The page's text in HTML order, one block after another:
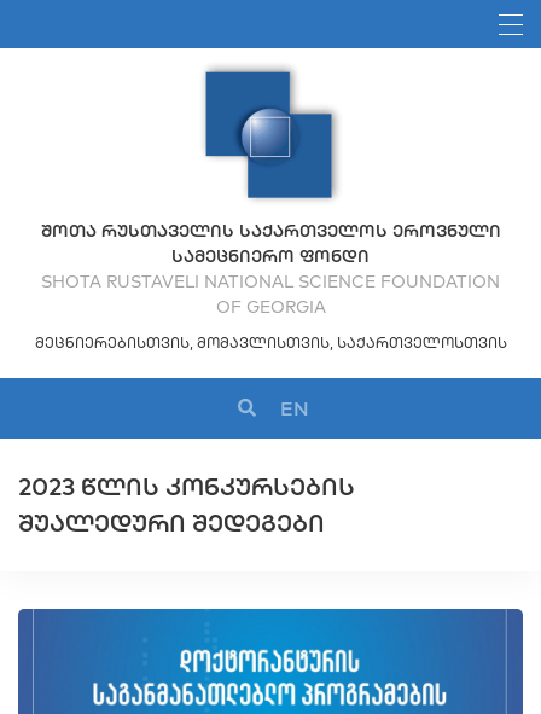
ᲨᲝᲗᲐ ᲠᲣᲡᲗᲐᲕᲔᲚᲘᲡ ᲡᲐᲥᲐᲠᲗᲕᲔᲚᲝᲡ ᲔᲠᲝᲕᲜᲣᲚᲘ
ᲡᲐᲛᲔᲪᲜᲘᲔᲠᲝ ᲤᲝᲜᲓᲘ
SHOTA RUSTAVELI NATIONAL SCIENCE FOUNDATION
OF GEORGIA
ᲛᲔᲪᲜᲘᲔᲠᲔᲑᲘᲡᲗᲕᲘᲡ, ᲛᲝᲛᲐᲕᲚᲘᲡᲗᲕᲘᲡ, ᲡᲐᲥᲐᲠᲗᲕᲔᲚᲝᲡᲗᲕᲘᲡ
EN
2023 ᲬᲚᲘᲡ ᲙᲝᲜᲙᲣᲠᲡᲔᲑᲘᲡ
ᲨᲣᲐᲚᲔᲓᲣᲠᲘ ᲨᲔᲓᲔᲒᲔᲑᲘ